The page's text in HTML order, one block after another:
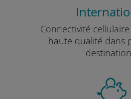
Connectivité
haute qualité dans